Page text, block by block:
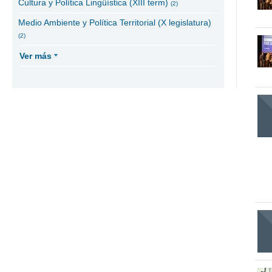
Cultura y Política Lingüística (XIII term)(2)
Medio Ambiente y Política Territorial (X legislatura)
(2)
Ver más